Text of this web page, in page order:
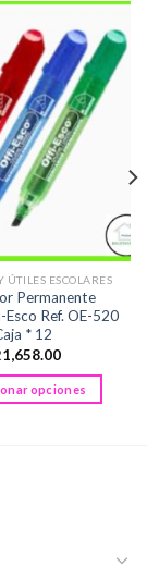
ÚTILES ESCOLARES
Permanente
Ref. OE-520
* 12
opciones